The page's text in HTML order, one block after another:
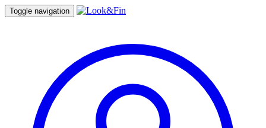
Toggle navigation